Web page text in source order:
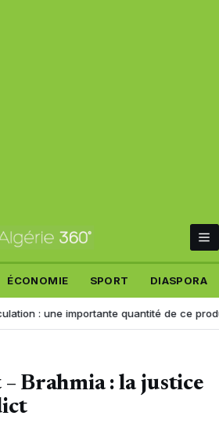
ÉCONOMIE SPORT DIASPORA
importante quantité de ce produit saisie
Brahmia : la justice